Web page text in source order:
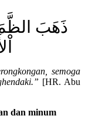
ذَهَبَ
semoga
[HR. Abu
dan minum